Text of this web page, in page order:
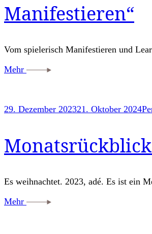
Manifestieren“
Vom spielerisch Manifestieren und
Mehr
29. Dezember 202321. Oktober 2024
Es weihnachtet. 2023, adé. Es ist ein
Mehr